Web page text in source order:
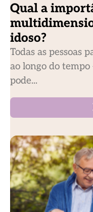
Qual a
idoso?
Todas as pessoas
ao longo do
pode...